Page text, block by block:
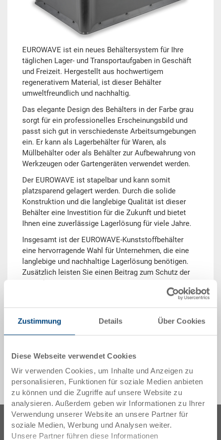
Zustimmung Details Über Cookies
Diese Webseite verwendet Cookies
Wir verwenden Cookies, um Inhalte und Anzeigen zu
personalisieren, Funktionen für soziale Medien anbieten
zu können und die Zugriffe auf unsere Website zu
analysieren. Außerdem geben wir Informationen zu Ihrer
Verwendung unserer Website an unsere Partner für
soziale Medien, Werbung und Analysen weiter.
Unsere Partner führen diese Informationen
EUROWAVE ist ein neues Behältersystem für Ihre
täglichen Lager- und Transportaufgaben in Geschäft
und Freizeit. Hergestellt aus hochwertigem
regenerativem Material, ist dieser Behälter
umweltfreundlich und nachhaltig.
Das elegante Design des Behälters in der Farbe grau
sorgt für ein professionelles Erscheinungsbild und
passt sich gut in verschiedenste Arbeitsumgebungen
ein. Er kann als Lagerbehälter für Waren, als
Müllbehälter oder als Behälter zur Aufbewahrung von
Werkzeugen oder Gartengeräten verwendet werden.
Der EUROWAVE ist stapelbar und kann somit
platzsparend gelagert werden. Durch die solide
Konstruktion und die langlebige Qualität ist dieser
Behälter eine Investition für die Zukunft und bietet
Ihnen eine zuverlässige Lagerlösung für viele Jahre.
Insgesamt ist der EUROWAVE-Kunststoffbehälter
eine hervorragende Wahl für Unternehmen, die eine
langlebige und nachhaltige Lagerlösung benötigen.
Zusätzlich leisten Sie einen Beitrag zum Schutz der
Verwendung von anderen Materialien mit unserem
CO2Kalkulator